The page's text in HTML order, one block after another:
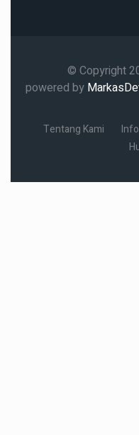
© Copyright
powered by
Tentang Kami